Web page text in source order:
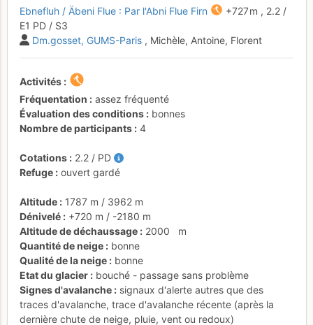
Ebnefluh / Äbeni Flue : Par l'Abni Flue Firn +727 m , 2.2 /
E1 PD / S3
Dm.gosset GUMS-Paris , Michèle, Antoine, Florent
Activités
Fréquentation
assez fréquenté
Évaluation des conditions
bonnes
Nombre de participants
4
Cotations 2.2 / PD
Refuge
ouvert gardé
Altitude 1787 m / 3962 m
Dénivelé
+720 m / -2180 m
Altitude de déchaussage
2000
m
Quantité de neige
bonne
Qualité de la neige
bonne
Etat du glacier
bouché - passage sans problème
Signes d'avalanche
signaux d'alerte autres que des
traces d'avalanche, trace d'avalanche récente (après la
dernière chute de neige, pluie, vent ou redoux)